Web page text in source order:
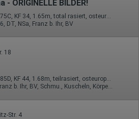
- ORIGINELLE BILDER!
DT, NSa, Franz b. Ihr, BV
18
30 Jahre, 85D, KF 44, 1.68m, teilrasiert, osteuropäisch
69, GF6, Franz b. Ihr, BV, Schmu., Kuscheln, Körperküs.
Str. 4